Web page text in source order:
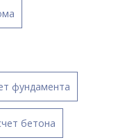
фундамента
бетона